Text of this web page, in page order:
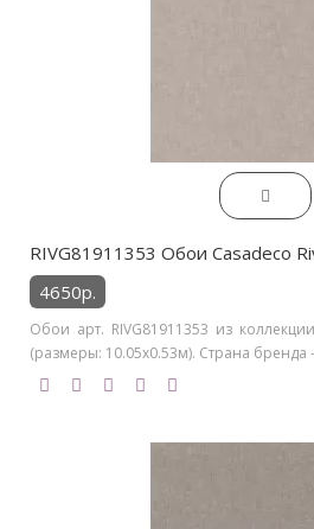
RIVG81911353 Обои Casadeco
4650р.
Обои арт. RIVG81911353 из
(размеры: 10.05х0.53м). Страна бренда